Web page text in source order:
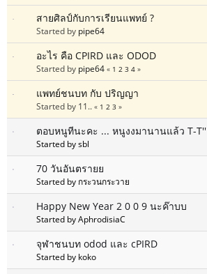
สายศิลป์กับการเรียนแพทย์ ?
Started by pipe64
อะไร คือ CPIRD และ ODOD
Started by pipe64 « 1 2 3 4 »
แพทย์ชนบท กับ ปริญญา
Started by 11.. « 1 2 3 »
ตอบหนูทีนะคะ ... หนูงงมานานแล้ว T-T''
Started by sbl
70 วันอันตรายย
Started by กระวนกระวาย
Happy New Year 2 0 0 9 นะค๊าบบ
Started by AphrodisiaC
จุฬาชนบท odod และ cPIRD
Started by koko